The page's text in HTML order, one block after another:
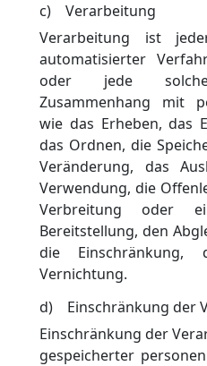
c) Verarbeitung
Verarbeitung ist
automatisierter
oder jede
Zusammenhang mit
wie das Erheben, das
das Ordnen, die
Veränderung, das
Verwendung, die
Verbreitung oder
Bereitstellung, den
die
Vernichtung.
d) Einschränkung der
Einschränkung der
gespeicherter